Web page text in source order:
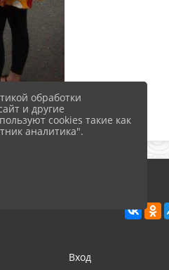
Вход
обработки
и другие
cookies такие как
аналитика".